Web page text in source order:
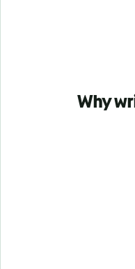
Why